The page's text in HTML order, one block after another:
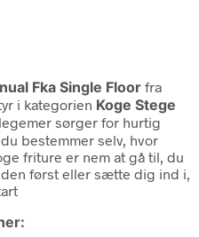
Fka Single Floor fra
i kategorien Koge Stege
sørger for hurtig
bestemmer selv, hvor
friture er nem at gå til, du
først eller sætte dig ind i,